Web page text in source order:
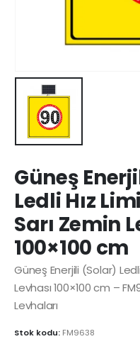
Güneş
Ledli Hız
Sarı Zemin
100×100 cm
Güneş Enerjili (Solar)
Levhası 100×100 cm –
Levhaları
Stok kodu: FM9638